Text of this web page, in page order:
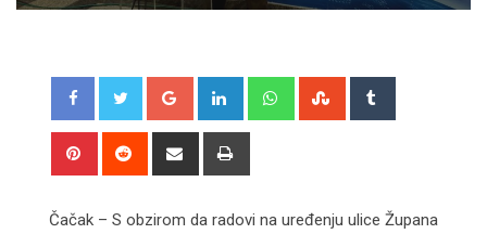
Google+ LinkedIn WhatsappStumbleUpon
Pinterest Reddit
Share
Čačak – S obzirom da radovi na uređenju ulice Župana